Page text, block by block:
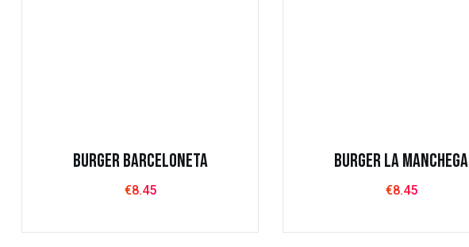
Burger Barceloneta
€8.45
Burger La Manchega
€8.45